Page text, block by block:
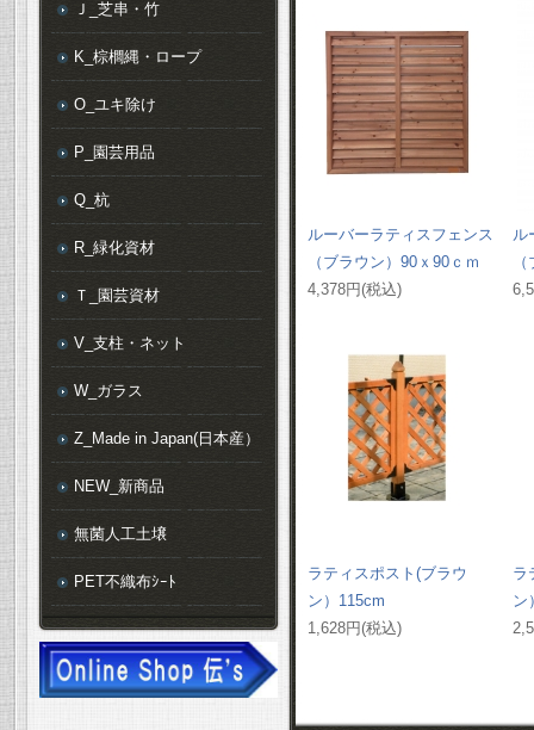
ルーバーラティスフェンス
（ブラウン）90ｘ90ｃｍ
4,378円(税込)
ル
ラティスポスト(ブラウ
ン）115cm
1,628円(税込)
ラ
ン
Ｊ_芝串・竹
K_棕櫚縄・ロープ
O_ユキ除け
P_園芸用品
Q_杭
R_緑化資材
Ｔ_園芸資材
V_支柱・ネット
W_ガラス
Z_Made in Japan(日本産）
NEW_新商品
無菌人工土壌
PET不織布ｼｰﾄ